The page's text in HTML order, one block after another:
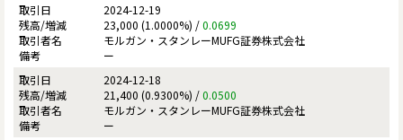
2024-12-19
23,000 (1.0000%) /0.0699
モルガン・スタンレーMUFG証券株式会社
ー
2024-12-18
21,400 (0.9300%) /0.0500
モルガン・スタンレーMUFG証券株式会社
ー